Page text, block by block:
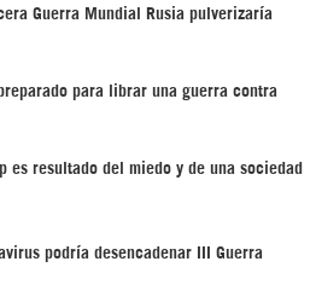
Guerra Mundial Rusia pulverizaría
preparado para librar una guerra contra
es resultado del miedo y de una sociedad
podría desencadenar III Guerra